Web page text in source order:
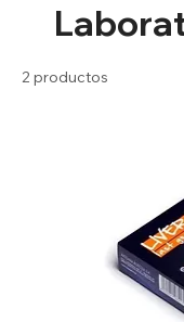
2 productos